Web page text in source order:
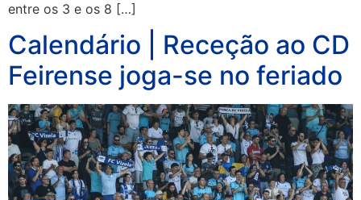
entre os 3 e os 8 […]
Calendário | Receção ao CD
Feirense joga-se no feriado